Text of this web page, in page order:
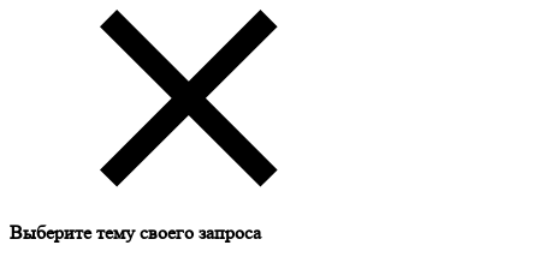
Выберите тему своего запроса